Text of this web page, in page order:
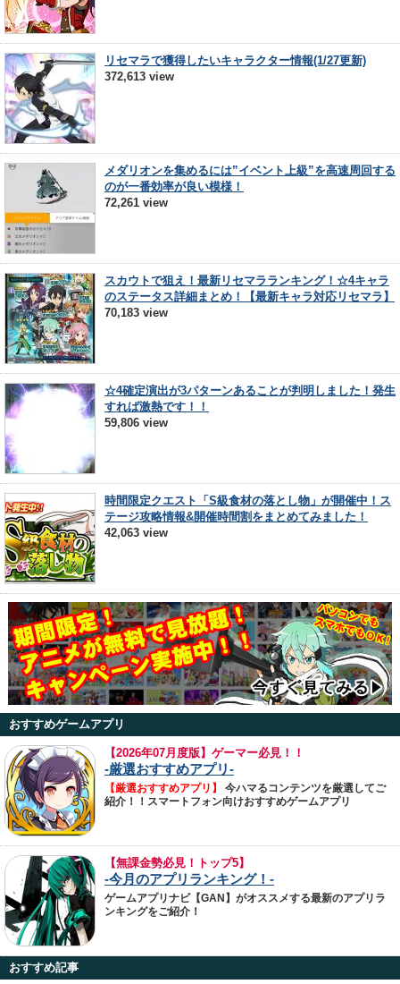
リセマラで獲得したいキャラクター情報(1/27更新)
372,613 view
メダリオンを集めるには”イベント上級”を高速周回する
のが一番効率が良い模様！
72,261 view
スカウトで狙え！最新リセマラランキング！☆4キャラ
のステータス詳細まとめ！【最新キャラ対応リセマラ】
70,183 view
☆4確定演出が3パターンあることが判明しました！発生
すれば激熱です！！
59,806 view
時間限定クエスト「S級食材の落とし物」が開催中！ス
テージ攻略情報&開催時間割をまとめてみました！
42,063 view
おすすめゲームアプリ
【2026年07月度版】ゲーマー必見！！
-厳選おすすめアプリ-
【厳選おすすめアプリ】
今ハマるコンテンツを厳選してご
紹介！！スマートフォン向けおすすめゲームアプリ
【無課金勢必見！トップ5】
-今月のアプリランキング！-
ゲームアプリナビ【GAN】がオススメする最新のアプリラ
ンキングをご紹介！
おすすめ記事